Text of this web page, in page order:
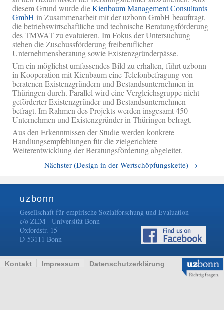
diesem Grund wurde dieKienbaum Management Consultants
GmbH in Zusammenarbeit mit der uzbonn GmbH beauftragt,
die betriebswirtschaftliche und technische Beratungsförderung
des TMWAT zu evaluieren. Im Fokus der Untersuchung
stehen die Zuschussförderung freiberuflicher
Unternehmensberatung sowie Existenzgründerpässe.
Um ein möglichst umfassendes Bild zu erhalten, führt uzbonn
in Kooperation mit Kienbaum eine Telefonbefragung von
beratenen Existenzgründern und Bestandsunternehmen in
Thüringen durch. Parallel wird eine Vergleichsgruppe nicht-
geförderter Existenzgründer und Bestandsunternehmen
befragt. Im Rahmen des Projekts werden insgesamt 450
Unternehmen und Existenzgründer in Thüringen befragt.
Aus den Erkenntnissen der Studie werden konkrete
Handlungsempfehlungen für die zielgerichtete
Weiterentwicklung der Beratungsförderung abgeleitet.
Nächster (Design in der Wertschöpfungskette) →
uzbonn
Gesellschaft für empirische Sozialforschung und Evaluation
c/o ZEM - Universität Bonn
Oxfordstr. 15
D-53111 Bonn
Kontakt Impressum Datenschutzerklärung